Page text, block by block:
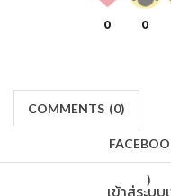
0 0
COMMENTS (0)
)